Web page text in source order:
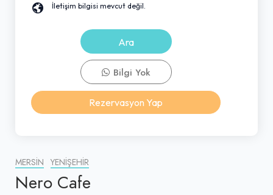
MERSIN YENIŞEHIR
Nero Cafe
İletişim bilgisi mevcut değil.
Ara
Bilgi Yok
Rezervasyon Yap